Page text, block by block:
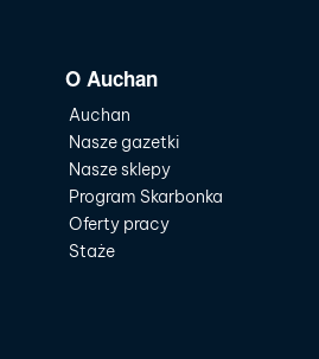
O Auchan
Auchan
Nasze gazetki
Nasze sklepy
Program Skarbonka
Oferty pracy
Staże